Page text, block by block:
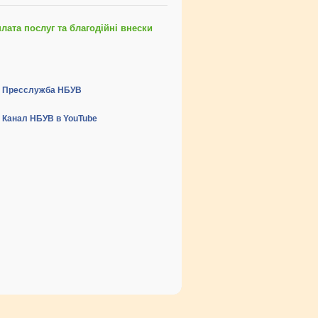
послуг та благодійні внески
Пресслужба НБУВ
Канал НБУВ в YouTube